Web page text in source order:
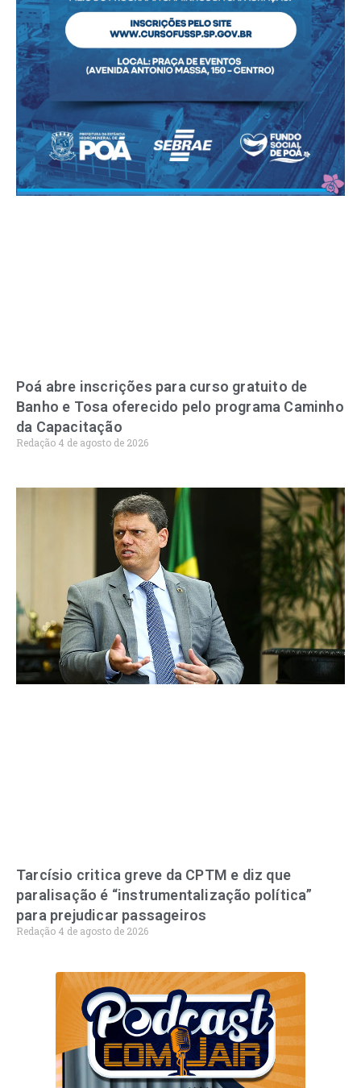
Poá abre inscrições para curso gratuito de
Banho e Tosa oferecido pelo programa Caminho
da Capacitação
Redação 4 de agosto de 2026
Tarcísio critica greve da CPTM e diz que
paralisação é “instrumentalização política”
para prejudicar passageiros
Redação 4 de agosto de 2026